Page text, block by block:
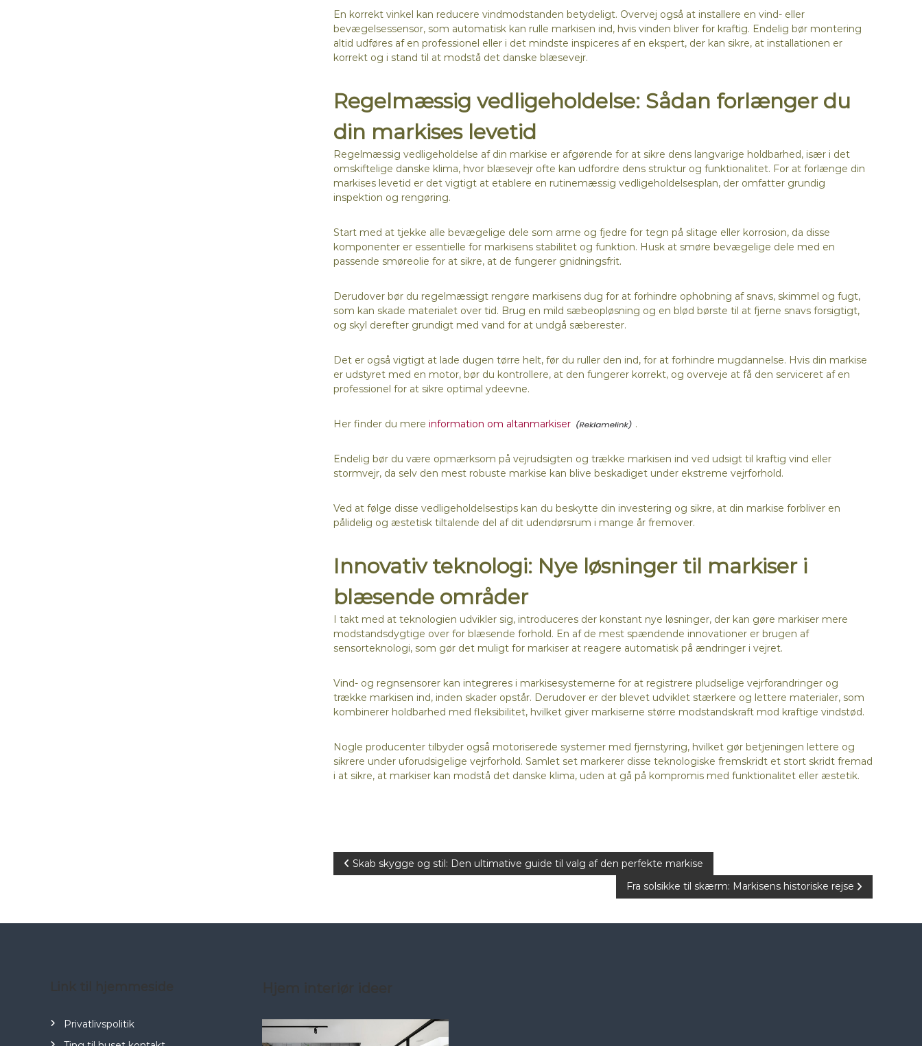
En korrekt vinkel kan reducere vindmodstanden betydeligt. Overvej også at installere en vind- eller
bevægelsessensor, som automatisk kan rulle markisen ind, hvis vinden bliver for kraftig. Endelig bør montering
altid udføres af en professionel eller i det mindste inspiceres af en ekspert, der kan sikre, at installationen er
korrekt og i stand til at modstå det danske blæsevejr.
Regelmæssig vedligeholdelse: Sådan forlænger du
din markises levetid
Regelmæssig vedligeholdelse af din markise er afgørende for at sikre dens langvarige holdbarhed, især i det
omskiftelige danske klima, hvor blæsevejr ofte kan udfordre dens struktur og funktionalitet. For at forlænge din
markises levetid er det vigtigt at etablere en rutinemæssig vedligeholdelsesplan, der omfatter grundig
inspektion og rengøring.
Start med at tjekke alle bevægelige dele som arme og fjedre for tegn på slitage eller korrosion, da disse
komponenter er essentielle for markisens stabilitet og funktion. Husk at smøre bevægelige dele med en
passende smøreolie for at sikre, at de fungerer gnidningsfrit.
Derudover bør du regelmæssigt rengøre markisens dug for at forhindre ophobning af snavs, skimmel og fugt,
som kan skade materialet over tid. Brug en mild sæbeopløsning og en blød børste til at fjerne snavs forsigtigt,
og skyl derefter grundigt med vand for at undgå sæberester.
Det er også vigtigt at lade dugen tørre helt, før du ruller den ind, for at forhindre mugdannelse. Hvis din markise
er udstyret med en motor, bør du kontrollere, at den fungerer korrekt, og overveje at få den serviceret af en
professionel for at sikre optimal ydeevne.
Her finder du mere information om altanmarkiser .
Endelig bør du være opmærksom på vejrudsigten og trække markisen ind ved udsigt til kraftig vind eller
stormvejr, da selv den mest robuste markise kan blive beskadiget under ekstreme vejrforhold.
Ved at følge disse vedligeholdelsestips kan du beskytte din investering og sikre, at din markise forbliver en
pålidelig og æstetisk tiltalende del af dit udendørsrum i mange år fremover.
Innovativ teknologi: Nye løsninger til markiser i
blæsende områder
I takt med at teknologien udvikler sig, introduceres der konstant nye løsninger, der kan gøre markiser mere
modstandsdygtige over for blæsende forhold. En af de mest spændende innovationer er brugen af
sensorteknologi, som gør det muligt for markiser at reagere automatisk på ændringer i vejret.
Vind- og regnsensorer kan integreres i markisesystemerne for at registrere pludselige vejrforandringer og
trække markisen ind, inden skader opstår. Derudover er der blevet udviklet stærkere og lettere materialer, som
kombinerer holdbarhed med fleksibilitet, hvilket giver markiserne større modstandskraft mod kraftige vindstød.
Nogle producenter tilbyder også motoriserede systemer med fjernstyring, hvilket gør betjeningen lettere og
sikrere under uforudsigelige vejrforhold. Samlet set markerer disse teknologiske fremskridt et stort skridt fremad
i at sikre, at markiser kan modstå det danske klima, uden at gå på kompromis med funktionalitet eller æstetik.
d
g
Skab skygge og stil: Den ultimative guide til valg af den perfekte markise
Fra solsikke til skærm: Markisens historiske rejse
Privatlivspolitik